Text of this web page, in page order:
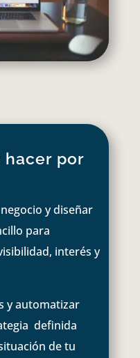
hacer por
y diseñar
para
interés y
y automatizar
definida
de tu